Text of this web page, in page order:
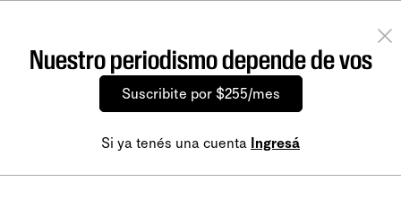
Nuestro periodismo depende de vos
Suscribite por $255/mes
Si ya tenés una cuenta Ingresá